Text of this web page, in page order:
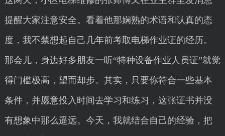
提醒大家注意安全。看着他那娴熟的术语和认真的态
度，我不禁想起自己几年前考取电梯作业证的经历。
那会儿，身边好多朋友一听“特种设备作业人员证”就觉
得门槛极高，望而却步。其实，只要你符合一些基本
条件，并愿意投入时间去学习和练习，这张证书并没
有想象中那么遥远。今天，我就结合自己的经验，把